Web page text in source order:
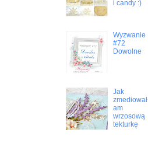
i candy :)
Wyzwanie
#72
Dowolne
Jak
zmediował
am
wrzosową
tekturkę